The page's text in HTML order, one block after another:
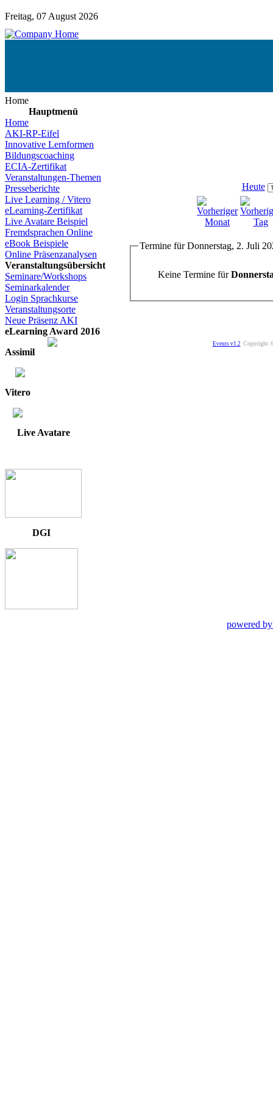
Freitag, 07 August 2026
Home
Hauptmenü
Home
AKI-RP-Eifel
Innovative Lernformen
Bildungscoaching
ECIA-Zertifikat
Veranstaltungen-Themen
Presseberichte
Live Learning / Vitero
eLearning-Zertifikat
Live Avatare Beispiel
Fremdsprachen Online
eBook Beispiele
Online Präsenzanalysen
Veranstaltungsübersicht
Seminare/Workshops
Seminarkalender
Login Sprachkurse
Veranstaltungsorte
Neue Präsenz AKI
eLearning Award 2016
Assimil
Vitero
Live Avatare
DGI
Heute
Termine für Donnerstag, 2. Juli
Keine Termine für
Events v1.2 Copyright
powered